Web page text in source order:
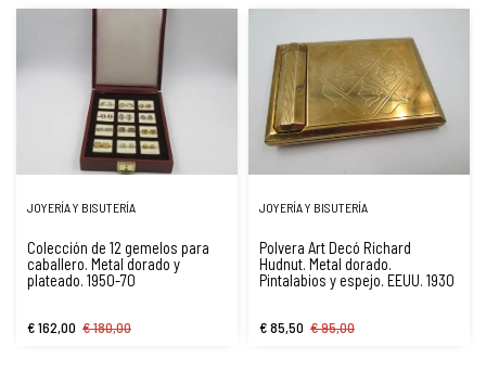
JOYERÍA Y BISUTERÍA
Colección de 12 gemelos para
caballero. Metal dorado y
plateado. 1950-70
€ 162,00 € 180,00
JOYERÍA Y BISUTERÍA
Polvera Art Decó Richard
Hudnut. Metal dorado.
Pintalabios y espejo. EEUU. 1930
€ 85,50 € 95,00